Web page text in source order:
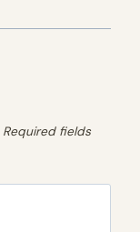
Required fields